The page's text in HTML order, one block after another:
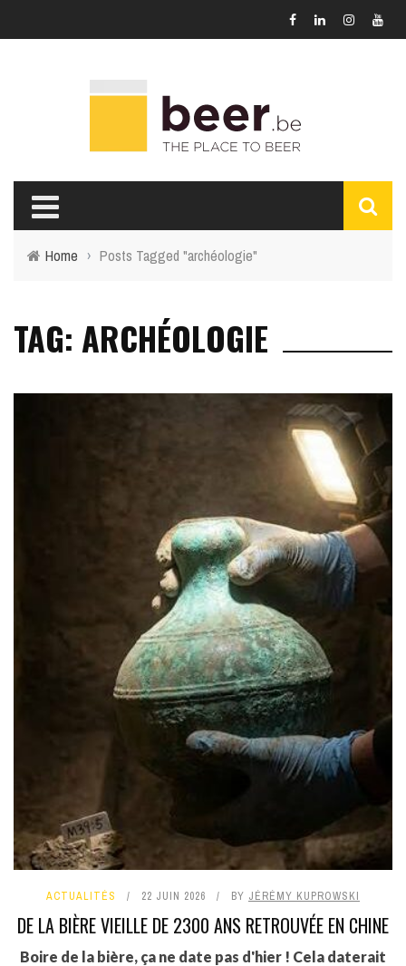
Home › Posts Tagged "archéologie"
TAG: ARCHÉOLOGIE
ACTUALITÉS 22 JUIN 2026 BY JÉRÉMY KUPROWSKI
DE LA BIÈRE VIEILLE DE 2300 ANS RETROUVÉE EN CHINE
Boire de la bière, ça ne date pas d'hier ! Cela daterait